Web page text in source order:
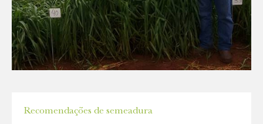
Recomendações de semeadura